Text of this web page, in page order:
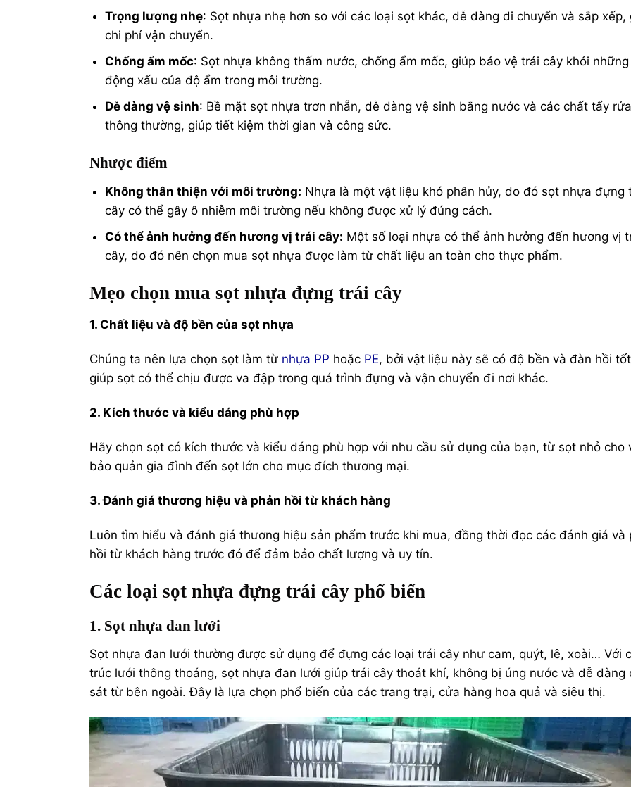
Trọng lượng nhẹ: Sọt nhựa nhẹ hơn so với các loại sọt khác, dễ dàng di chuyển và sắp xếp,
chi phí vận chuyển.
Chống ẩm mốc: Sọt nhựa không thấm nước, chống ẩm mốc, giúp bảo vệ trái cây khỏi
động xấu của độ ẩm trong môi trường.
Dễ dàng vệ sinh: Bề mặt sọt nhựa trơn nhẵn, dễ dàng vệ sinh bằng nước và các chất tẩy
thông thường, giúp tiết kiệm thời gian và công sức.
Nhược điểm
Không thân thiện với môi trường: Nhựa là một vật liệu khó phân hủy, do đó sọt nhựa đựng
cây có thể gây ô nhiễm môi trường nếu không được xử lý đúng cách.
Có thể ảnh hưởng đến hương vị trái cây: Một số loại nhựa có thể ảnh hưởng đến hương vị
cây, do đó nên chọn mua sọt nhựa được làm từ chất liệu an toàn cho thực phẩm.
Mẹo chọn mua sọt nhựa đựng trái cây
1. Chất liệu và độ bền của sọt nhựa
Chúng ta nên lựa chọn sọt làm từ nhựa PP hoặc PE, bởi vật liệu này sẽ có độ bền và đàn hồi
giúp sọt có thể chịu được va đập trong quá trình đựng và vận chuyển đi nơi khác.
2. Kích thước và kiểu dáng phù hợp
Hãy chọn sọt có kích thước và kiểu dáng phù hợp với nhu cầu sử dụng của bạn, từ sọt nhỏ cho
bảo quản gia đình đến sọt lớn cho mục đích thương mại.
3. Đánh giá thương hiệu và phản hồi từ khách hàng
Luôn tìm hiểu và đánh giá thương hiệu sản phẩm trước khi mua, đồng thời đọc các đánh giá và
hồi từ khách hàng trước đó để đảm bảo chất lượng và uy tín.
Các loại sọt nhựa đựng trái cây phổ biến
1. Sọt nhựa đan lưới
Sọt nhựa đan lưới thường được sử dụng để đựng các loại trái cây như cam, quýt, lê, xoài… Với
trúc lưới thông thoáng, sọt nhựa đan lưới giúp trái cây thoát khí, không bị úng nước và dễ dàng
sát từ bên ngoài. Đây là lựa chọn phổ biến của các trang trại, cửa hàng hoa quả và siêu thị.